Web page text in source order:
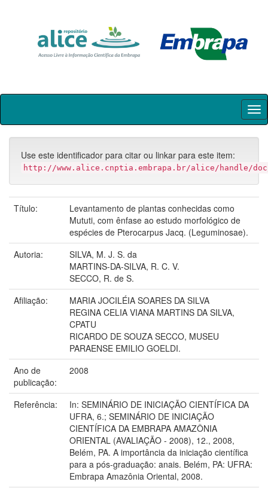
Skip
Use este identificador para citar ou linkar para este item:
http://www.alice.cnptia.embrapa.br/alice/handle/
Título:
Levantamento de plantas conhecidas como
Mututi, com ênfase ao estudo morfológico de
espécies de Pterocarpus Jacq. (Leguminosae).
Autoria:
SILVA, M. J. S. da
MARTINS-DA-SILVA, R. C. V.
SECCO, R. de S.
Afiliação:
MARIA JOCILÉIA SOARES DA SILVA
REGINA CELIA VIANA MARTINS DA SILVA,
CPATU
RICARDO DE SOUZA SECCO, MUSEU
PARAENSE EMILIO GOELDI.
Ano de
publicação:
2008
Referência:
In: SEMINÁRIO DE INICIAÇÃO CIENTÍFICA DA
UFRA, 6.; SEMINÁRIO DE INICIAÇÃO
CIENTÍFICA DA EMBRAPA AMAZÔNIA
ORIENTAL (AVALIAÇÃO - 2008), 12., 2008,
Belém, PA. A importância da iniciação científica
para a pós-graduação: anais. Belém, PA: UFRA:
Embrapa Amazônia Oriental, 2008.